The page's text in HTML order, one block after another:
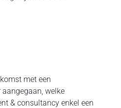
met een
welke
& consultancy enkel een